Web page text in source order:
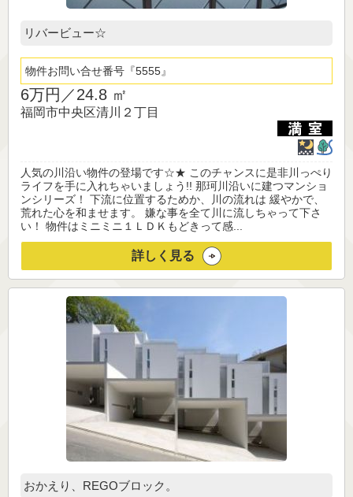
リバービュー☆
物件お問い合せ番号 5555
6万円／24.8 ㎡
福岡市中央区清川２丁目
人気の川沿い物件の登場です☆★ このチャンスに是非川っぺり
ライフを手に入れちゃいましょう!! 那珂川沿いに建つマンショ
ンシリーズ！ 下流に位置するためか、川の流れは 緩やかで、
荒れた心を和ませます。 嫌な事を全て川に流しちゃって下さ
い！ 物件はミニミニ１ＬＤＫもどきって感...
詳しく見る
おかえり、REGOブロック。